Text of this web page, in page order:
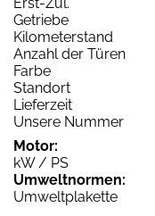
Getriebe
Kilometerstand
Anzahl der Türen
Farbe
Standort
Lieferzeit
Unsere Nummer
Motor:
kW / PS
Umweltnormen:
Umweltplakette